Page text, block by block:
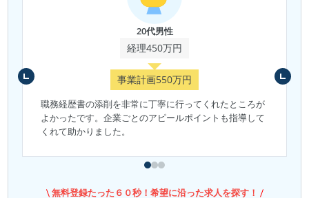
20代男性
経理450万円
事業計画550万円
職務経歴書の添削を非常に丁寧に行ってくれたところが
よかったです。企業ごとのアピールポイントも指導して
くれて助かりました。
無料登録たった６０秒！希望に沿った求人を探す！